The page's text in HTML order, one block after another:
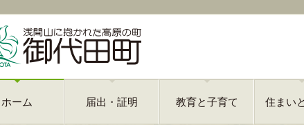
ホーム 届出・証明 教育と子育て 住まい